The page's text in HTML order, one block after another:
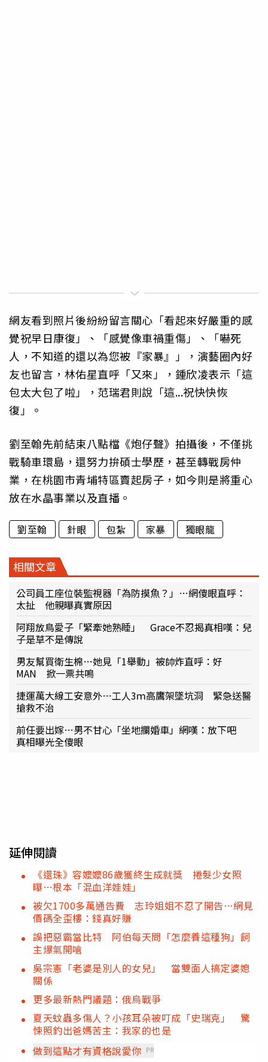
網友看到照片後紛紛留言關心「看起來好嚴重的感
覺祝早日康復」、「感覺像車禍重傷」、「嚇死
人，不知道的還以為您被『家暴』」，演藝圈內好
友也留言，林佑星直呼「又來」，鍾欣凌表示「這
包太大包了啦」，范瑞君則說「這...祝快快恢
復」。
劉至翰先前結束八點檔《炮仔聲》拍攝後，不僅挑
戰騎車環島，還努力拚碩士學歷，甚至轉戰房仲
業，在桃園市青埔特區賣起房子，如今則是將重心
放在水晶事業以及直播。
劉至翰 針眼 包紮 家暴 獨眼龍
相關文章
公司員工座位裝監視器「為防摸魚？」…網傻眼直呼：
太扯 他親曝真實原因
阿翔放鳥愛子「緊牽她熟睡」 Grace不忍揭真相嘆：兒
子是草不是傳說
男友幫買衛生棉…她見「1舉動」被帥炸直呼：好
MAN 掀一票共鳴
捷運萬大線工安意外…工人3ｍ高鷹架墜坑洞 緊急送醫
搶救不治
前任要出嫁…男不甘心「坐地攔婚車」網嘆：放下吧
真相曝光全傻眼
延伸閱讀
《還珠》容嬤嬤86歲獲終生成就獎 捲髮少女照
曝…根本「混血洋娃娃」
被欠1700多萬通告費 志玲姐姐不忍了開告…網見
價碼全歪樓：錢真好賺
誤把惡霸當比特 阿伯每天問「怎麼養這種狗」飼
主爆氣開嗆
吳宗憲「老婆是別人的女兒」 當雙面人搞定婆媳
關係
更多最新熱門議題：俄烏戰爭
夏天蚊蟲多傷人？小孩耳朵被叮成「史瑞克」 驚
悚照釣出爸媽苦主：我家的也是
做到這點才有資格說愛你 PR